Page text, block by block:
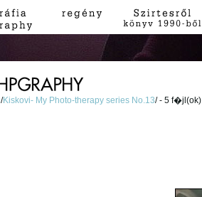
/Kiskovi- My Photo-therapy series No.13/ - 5 f�jl(ok)